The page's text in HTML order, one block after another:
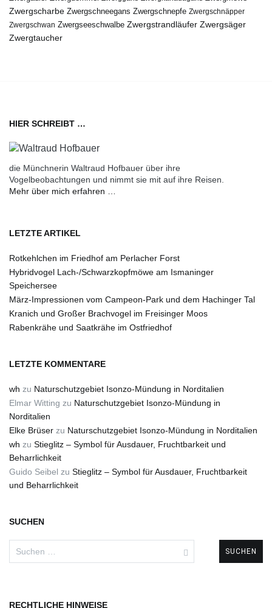
Zwergscharbe Zwergschneegans Zwergschnepfe Zwergschnäpper
Zwergschwan Zwergseeschwalbe Zwergstrandläufer Zwergsäger
Zwergtaucher
HIER SCHREIBT …
die Münchnerin Waltraud Hofbauer über ihre
Vogelbeobachtungen und nimmt sie mit auf ihre Reisen.
Mehr über mich erfahren …
LETZTE ARTIKEL
Rotkehlchen im Friedhof am Perlacher Forst
Hybridvogel Lach-/Schwarzkopfmöwe am Ismaninger
Speichersee
März-Impressionen vom Campeon-Park und dem Hachinger Tal
Kranich und Großer Brachvogel im Freisinger Moos
Rabenkrähe und Saatkrähe im Ostfriedhof
LETZTE KOMMENTARE
wh zu Naturschutzgebiet Isonzo-Mündung in Norditalien
Elmar Witting zu Naturschutzgebiet Isonzo-Mündung in
Norditalien
Elke Brüser zu Naturschutzgebiet Isonzo-Mündung in Norditalien
wh zu Stieglitz – Symbol für Ausdauer, Fruchtbarkeit und
Beharrlichkeit
Guido Seibel zu Stieglitz – Symbol für Ausdauer, Fruchtbarkeit
und Beharrlichkeit
SUCHEN
RECHTLICHE HINWEISE